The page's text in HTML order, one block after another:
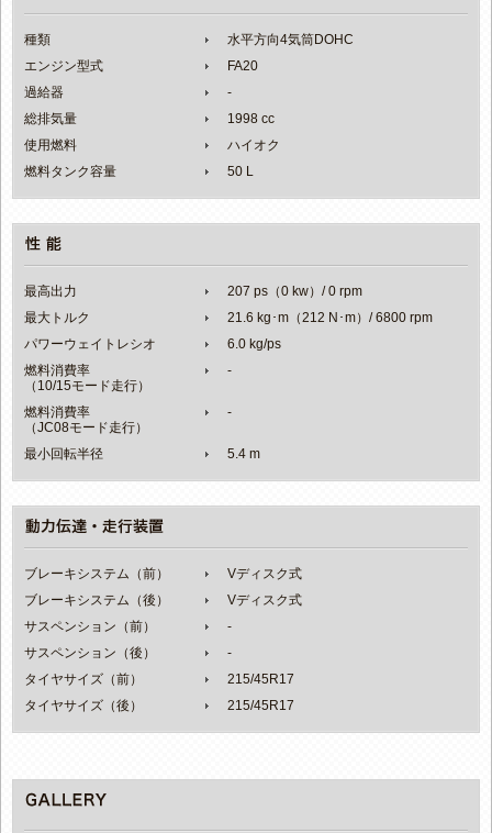
最高出力
207 ps（0 kw）/ 0 rpm
最大トルク
21.6 kg･m（212 N･m）/ 6800 rpm
パワーウェイトレシオ
6.0 kg/ps
燃料消費率
（10/15モード走行）
-
燃料消費率
（JC08モード走行）
-
最小回転半径 5.4 m
種類
水平方向4気筒DOHC
エンジン型式
FA20
過給器
-
総排気量
1998 cc
使用燃料
ハイオク
燃料タンク容量
50 L
ブレーキシステム（前）
Vディスク式
ブレーキシステム（後）
Vディスク式
サスペンション（前）
-
サスペンション（後）
-
タイヤサイズ（前）
215/45R17
タイヤサイズ（後）
215/45R17